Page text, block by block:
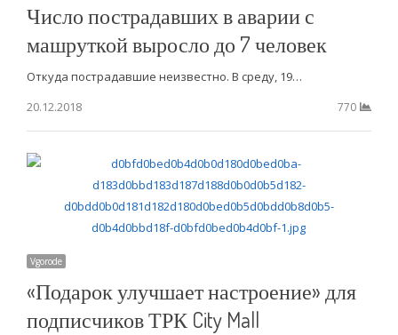
Число пострадавших в аварии с
машруткой выросло до 7 человек
Откуда пострадавшие неизвестно. В среду, 19…
20.12.2018
770
Vgorode
«Подарок улучшает настроение» для
подписчиков ТРК City Mall